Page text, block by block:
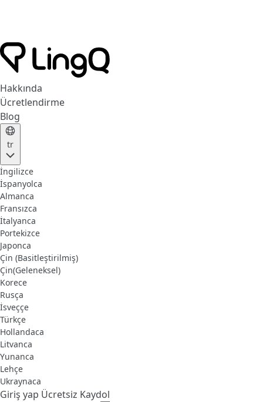
Hakkında
Ücretlendirme
Blog
tr
İngilizce
İspanyolca
Almanca
Fransızca
İtalyanca
Portekizce
Japonca
Çin (Basitleştirilmiş)
Çin(Geleneksel)
Korece
Rusça
İsveççe
Türkçe
Hollandaca
Litvanca
Yunanca
Lehçe
Ukraynaca
Giriş yap Ücretsiz Kaydol